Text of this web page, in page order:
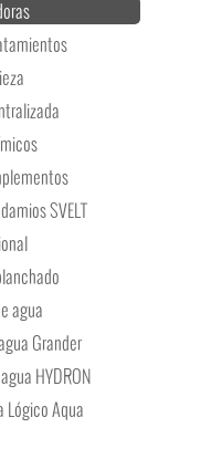
SVELT
agua
Grander
HYDRON
Lógico Aqua